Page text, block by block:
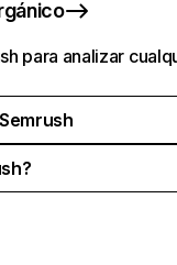
para analizar